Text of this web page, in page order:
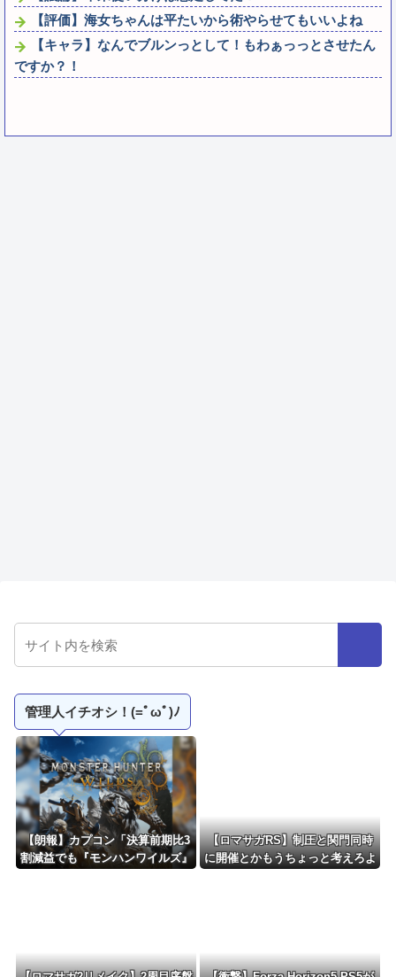
【評価】海女ちゃんは平たいから術やらせてもいいよね
【キャラ】なんでブルンっとして！もわぁっっとさせたん
ですか？！
管理人イチオシ！(=ﾟωﾟ)ﾉ
【朗報】カプコン「決算前期比3
割減益でも『モンハンワイルズ』
【ロマサガRS】制圧と関門同時
に開催とかもうちょっと考えろよ